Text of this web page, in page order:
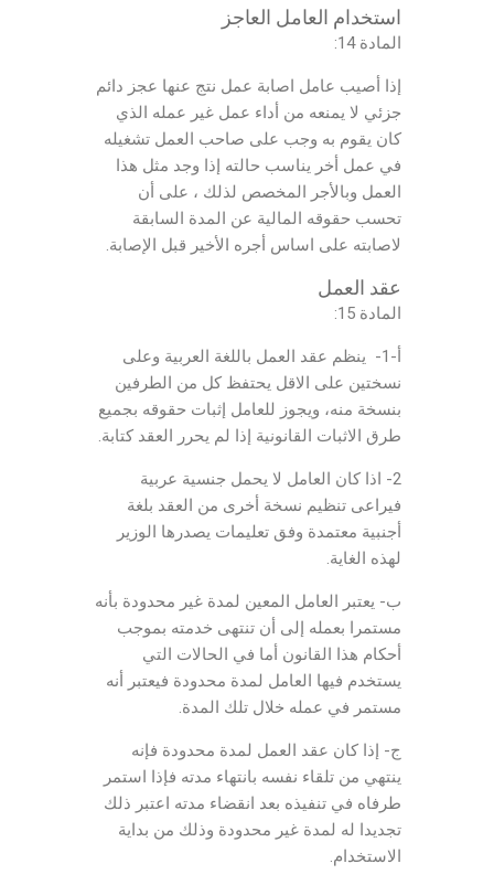
استخدام العامل العاجز
المادة 14:
إذا أصيب عامل اصابة عمل نتج عنها عجز دائم
جزئي لا يمنعه من أداء عمل غير عمله الذي
كان يقوم به وجب على صاحب العمل تشغيله
في عمل أخر يناسب حالته إذا وجد مثل هذا
العمل وبالأجر المخصص لذلك ، على أن
تحسب حقوقه المالية عن المدة السابقة
لاصابته على اساس أجره الأخير قبل الإصابة.
عقد العمل
المادة 15:
أ-1- ينظم عقد العمل باللغة العربية وعلى
نسختين على الاقل يحتفظ كل من الطرفين
بنسخة منه، ويجوز للعامل إثبات حقوقه بجميع
طرق الاثبات القانونية إذا لم يحرر العقد كتابة.
2- اذا كان العامل لا يحمل جنسية عربية
فيراعى تنظيم نسخة أخرى من العقد بلغة
أجنبية معتمدة وفق تعليمات يصدرها الوزير
لهذه الغاية.
ب- يعتبر العامل المعين لمدة غير محدودة بأنه
مستمرا بعمله إلى أن تنتهى خدمته بموجب
أحكام هذا القانون أما في الحالات التي
يستخدم فيها العامل لمدة محدودة فيعتبر أنه
مستمر في عمله خلال تلك المدة.
ج- إذا كان عقد العمل لمدة محدودة فإنه
ينتهي من تلقاء نفسه بانتهاء مدته فإذا استمر
طرفاه في تنفيذه بعد انقضاء مدته اعتبر ذلك
تجديدا له لمدة غير محدودة وذلك من بداية
الاستخدام.